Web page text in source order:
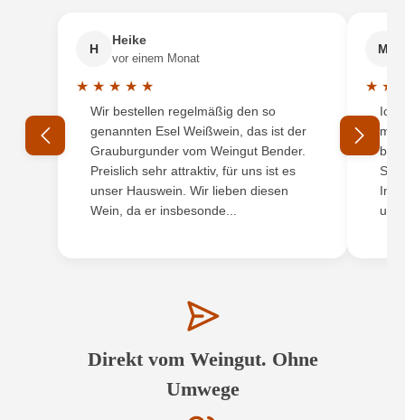
H
Heike
vor einem Monat
★ ★ ★ ★ ★
Durchschnittliche Bewertung von 5 von 5 Sternen
Wir bestellen regelmäßig den so
genannten Esel Weißwein, das ist der
Grauburgunder vom Weingut Bender.
Preislich sehr attraktiv, für uns ist es
unser Hauswein. Wir lieben diesen
Wein, da er insbesonde...
M
★ ★
Ich
mit
und
Direkt vom Weingut. Ohne
Umwege